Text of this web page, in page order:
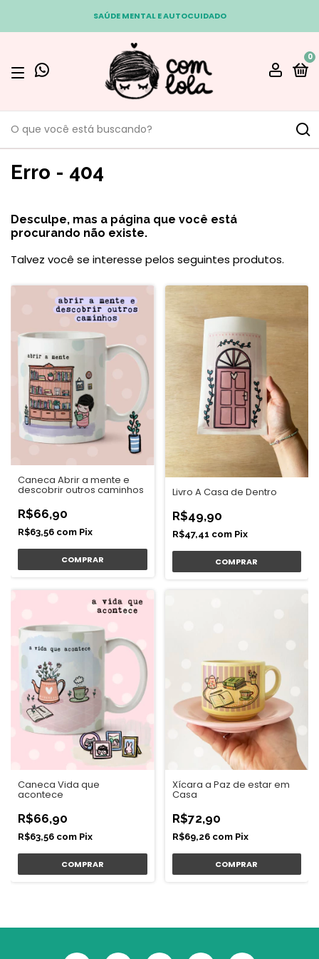
SAÚDE MENTAL E AUTOCUIDADO
0
Erro - 404
Desculpe, mas a página que você está
procurando não existe.
Talvez você se interesse pelos seguintes produtos.
Caneca Abrir a mente e
descobrir outros caminhos
R$66,90
R$63,56 com Pix
Livro A Casa de Dentro
R$49,90
R$47,41 com Pix
Caneca Vida que
acontece
R$66,90
R$63,56 com Pix
Xícara a Paz de estar em
Casa
R$72,90
R$69,26 com Pix